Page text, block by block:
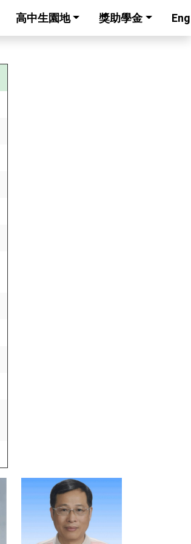
高中生園地 獎助學金